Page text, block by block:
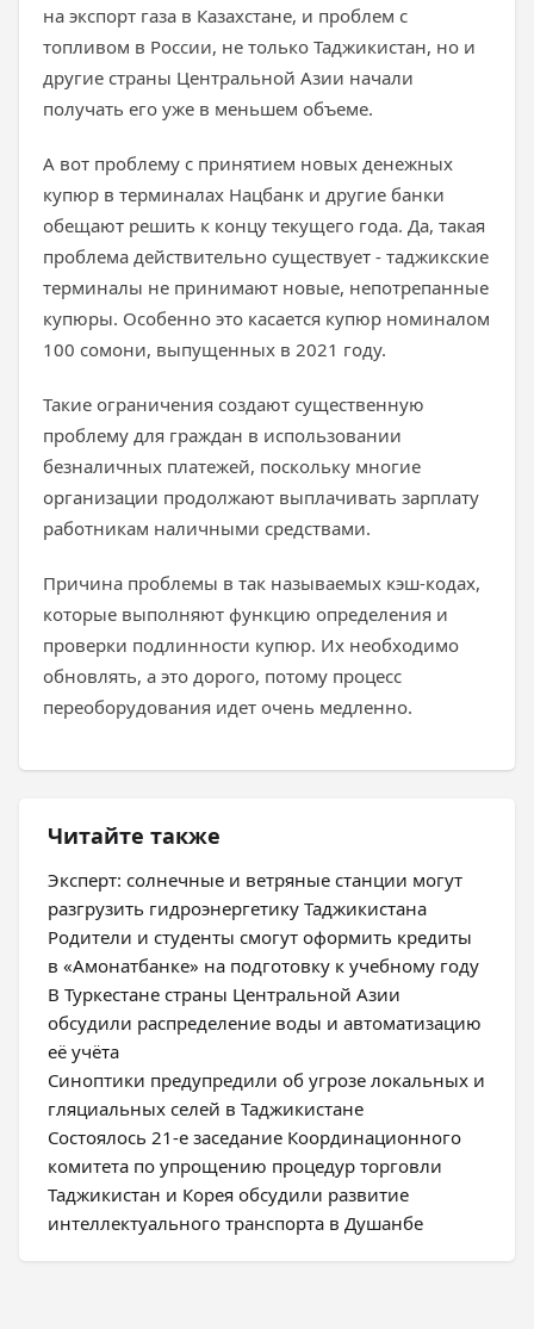
на экспорт газа в Казахстане, и проблем с
топливом в России, не только Таджикистан, но и
другие страны Центральной Азии начали
получать его уже в меньшем объеме.
А вот проблему с принятием новых денежных
купюр в терминалах Нацбанк и другие банки
обещают решить к концу текущего года. Да, такая
проблема действительно существует - таджикские
терминалы не принимают новые, непотрепанные
купюры. Особенно это касается купюр номиналом
100 сомони, выпущенных в 2021 году.
Такие ограничения создают существенную
проблему для граждан в использовании
безналичных платежей, поскольку многие
организации продолжают выплачивать зарплату
работникам наличными средствами.
Причина проблемы в так называемых кэш-кодах,
которые выполняют функцию определения и
проверки подлинности купюр. Их необходимо
обновлять, а это дорого, потому процесс
переоборудования идет очень медленно.
Читайте также
Эксперт: солнечные и ветряные станции могут
разгрузить гидроэнергетику Таджикистана
Родители и студенты смогут оформить кредиты
в «Амонатбанке» на подготовку к учебному году
В Туркестане страны Центральной Азии
обсудили распределение воды и автоматизацию
её учёта
Синоптики предупредили об угрозе локальных и
гляциальных селей в Таджикистане
Состоялось 21-е заседание Координационного
комитета по упрощению процедур торговли
Таджикистан и Корея обсудили развитие
интеллектуального транспорта в Душанбе